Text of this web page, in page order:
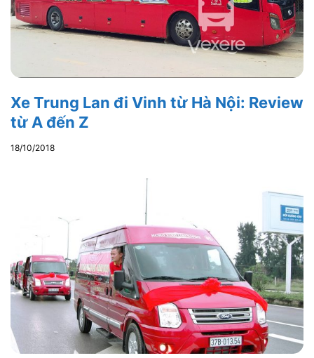
Xe Trung Lan đi Vinh từ Hà Nội: Review
từ A đến Z
18/10/2018